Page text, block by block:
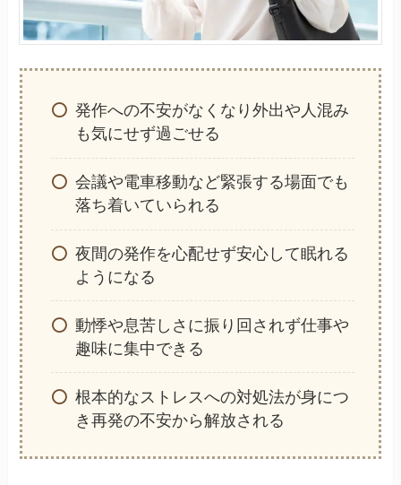
発作への不安がなくなり外出や人混み
も気にせず過ごせる
会議や電車移動など緊張する場面でも
落ち着いていられる
夜間の発作を心配せず安心して眠れる
ようになる
動悸や息苦しさに振り回されず仕事や
趣味に集中できる
根本的なストレスへの対処法が身につ
き再発の不安から解放される